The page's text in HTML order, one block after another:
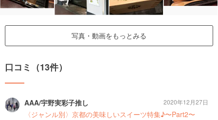
写真・動画をもっとみる
口コミ（13件）
AAA/宇野実彩子推し
〈ジャンル別〉京都の美味しいスイーツ特集♪〜Part2〜
2020年12月27日